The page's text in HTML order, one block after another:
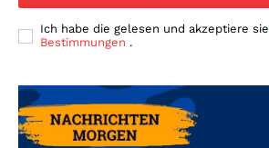
Ich habe die gelesen und akzeptiere sie
Bestimmungen .